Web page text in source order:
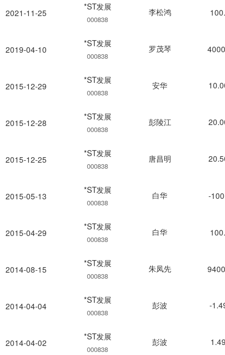
2021-11-25
2019-04-10
2015-12-29
2015-12-28
2015-12-25
2015-05-13
2015-04-29
2014-08-15
2014-04-04
2014-04-02
*ST发展
000838
李松鸿
*ST发展
000838
罗茂琴
*ST发展
000838
安华
*ST发展
000838
彭陵江
*ST发展
000838
唐昌明
*ST发展
000838
白华 -
*ST发展
000838
白华
*ST发展
000838
朱凤先
*ST发展
000838
彭波 -
*ST发展
000838
彭波